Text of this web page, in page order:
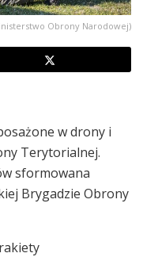
Obrony Narodowej)
w drony i
Terytorialnej.
sformowana
Brygadzie Obrony